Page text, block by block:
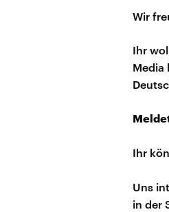
Wir
Ihr
Media
Ihr
Uns
in der